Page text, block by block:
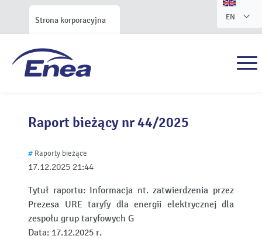
Strona korporacyjna EN
Raport bieżący nr 44/2025
17.12.2025 21:44
# Raporty bieżące
Tytuł raportu: Informacja nt. zatwierdzenia przez
Prezesa URE taryfy dla energii elektrycznej dla
zespołu grup taryfowych G
Data: 17.12.2025 r.